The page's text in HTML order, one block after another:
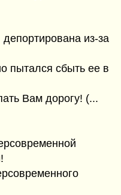
из-за
пытался сбыть ее в
Вам дорогу! (...